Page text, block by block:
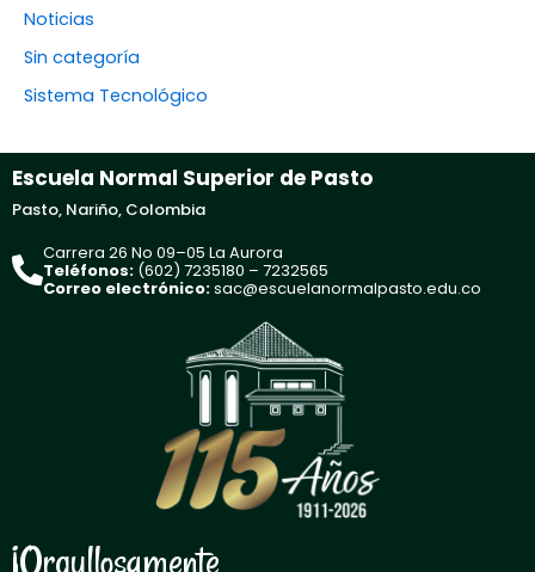
Noticias
Sin categoría
Sistema Tecnológico
Escuela Normal Superior de Pasto
Pasto, Nariño, Colombia
Carrera 26 No 09–05 La Aurora
Teléfonos: (602) 7235180 – 7232565
Correo electrónico:sac@escuelanormalpasto.edu.co
¡Orgullosamente